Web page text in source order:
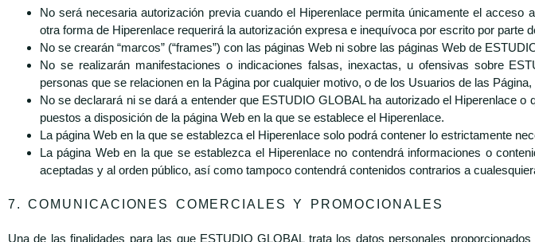
No será necesaria autorización previa cuando el Hiperenlace permita únicamente el
otra forma de Hiperenlace requerirá la autorización expresa e inequívoca por escrito por parte
No se crearán “marcos” (“frames”) con las páginas Web ni sobre las páginas Web de
No se realizarán manifestaciones o indicaciones falsas, inexactas, u ofensivas sobre
personas que se relacionen en la Página por cualquier motivo, o de los Usuarios de las
No se declarará ni se dará a entender que ESTUDIO GLOBAL ha autorizado el Hiperenlace
puestos a disposición de la página Web en la que se establece el Hiperenlace.
La página Web en la que se establezca el Hiperenlace solo podrá contener lo estrictamente
La página Web en la que se establezca el Hiperenlace no contendrá informaciones o
aceptadas y al orden público, así como tampoco contendrá contenidos contrarios a
7. COMUNICACIONES COMERCIALES Y PROMOCIONALES
Una de las finalidades para las que ESTUDIO GLOBAL trata los datos personales